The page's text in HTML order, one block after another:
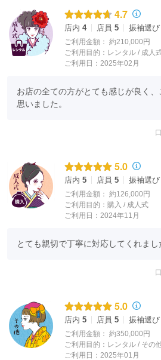
4.7
店内 4 店員 5 振袖選び
ご利用金額： 約210,000円
ご利用目的： レンタル / 成人
ご利用日：2025年02月
お店の全ての方がとても感じが良く
思いました。
5.0
店内 5 店員 5 振袖選び
ご利用金額： 約126,000円
ご利用目的： 購入 / 成人式
ご利用日：2024年11月
とても親切で丁寧に対応してくれまし
5.0
店内 5 店員 5 振袖選び
ご利用金額： 約350,000円
ご利用目的： レンタル / その
ご利用日：2025年01月